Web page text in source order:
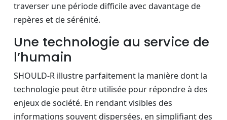
traverser une période difficile avec davantage de
repères et de sérénité.
Une technologie au service de
l’humain
SHOULD-R illustre parfaitement la manière dont la
technologie peut être utilisée pour répondre à des
enjeux de société. En rendant visibles des
informations souvent dispersées, en simplifiant des